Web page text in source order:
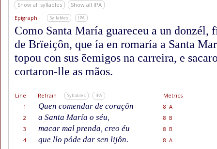
Show all syllables
Show all IPA
Epigraph
Syllables IPA
Como Santa María guareceu a un donzél,
de Brïeiçôn, que ía en romaría a Santa
topou con sus ẽemigos na carreira, e
cortaron-lle as mãos.
Line Refrain Syllables IPA
Metrics
1
Quen comendar de coraçôn
8 A
2
a Santa María o séu,
8 B
3
macar mal prenda, creo éu
8 B
4
que llo póde dar sen lijôn. 8 A